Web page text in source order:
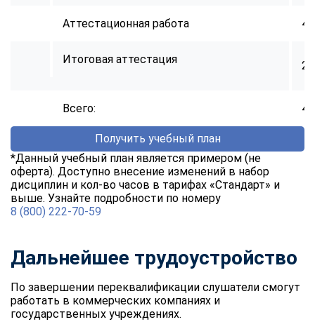
Аттестационная работа 40
Итоговая аттестация 2
Всего:
Получить учебный план
*Данный учебный план является примером (не
оферта). Доступно внесение изменений в набор
дисциплин и кол-во часов в тарифах «Стандарт» и
выше. Узнайте подробности по номеру
8 (800) 222-70-59
Дальнейшее трудоустройство
По завершении переквалификации слушатели смогут
работать в коммерческих компаниях и
государственных учреждениях.